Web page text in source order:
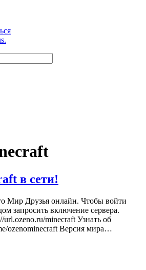
в сети!
Мир Друзья онлайн. Чтобы войти
запросить включение сервера.
url.ozeno.ru/minecraft Узнать об
ozenominecraft Версия мира…